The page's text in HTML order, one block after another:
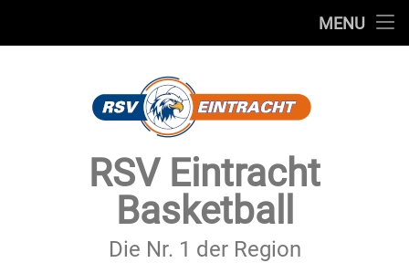
MENU
SECHSTER MANN
RSV Eintracht
Basketball
Die Nr. 1 der Region